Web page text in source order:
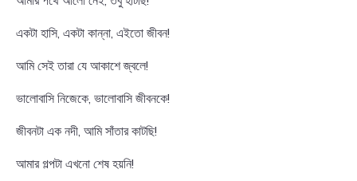
একটা হাসি, একটা কান্না, এইতো জীবন!
আমি সেই তারা যে আকাশে জ্বলে!
ভালোবাসি নিজেকে, ভালোবাসি জীবনকে!
জীবনটা এক নদী, আমি সাঁতার কাটছি!
আমার গল্পটা এখনো শেষ হয়নি!